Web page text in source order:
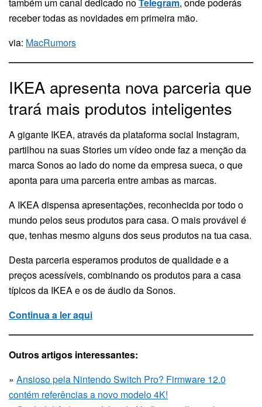
também um canal dedicado noTelegram, onde poderás
receber todas as novidades em primeira mão.
via: MacRumors
IKEA apresenta nova parceria que
trará mais produtos inteligentes
A gigante IKEA, através da plataforma social Instagram,
partilhou na suas Stories um vídeo onde faz a menção da
marca Sonos ao lado do nome da empresa sueca, o que
aponta para uma parceria entre ambas as marcas.
A IKEA dispensa apresentações, reconhecida por todo o
mundo pelos seus produtos para casa. O mais provável é
que, tenhas mesmo alguns dos seus produtos na tua casa.
Desta parceria esperamos produtos de qualidade e a
preços acessíveis, combinando os produtos para a casa
típicos da IKEA e os de áudio da Sonos.
Continua a ler aqui
Outros artigos interessantes:
» Ansioso pela Nintendo Switch Pro? Firmware 12.0
contém referências a novo modelo 4K!